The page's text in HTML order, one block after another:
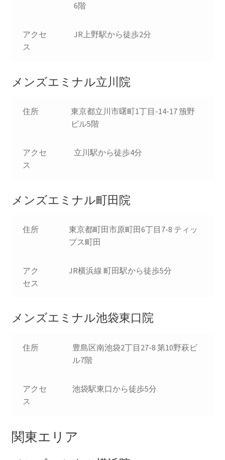
6階
アクセ
ス
JR上野駅から徒歩2分
メンズエミナル立川院
住所
東京都立川市曙町1丁目-14-17 籏野
ビル5階
アクセ
ス
立川駅から徒歩4分
メンズエミナル町田院
住所
東京都町田市原町田6丁目7-8 ティッ
プス町田
アク
セス
JR横浜線 町田駅から徒歩5分
メンズエミナル池袋東口院
住所
豊島区南池袋2丁目27-8 第10野萩ビ
ル7階
アクセ
ス
池袋駅東口から徒歩5分
関東エリア